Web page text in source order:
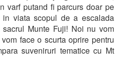
varf putand fi parcurs doar pe
viata scopul de a escalada
Munte Fuji! Noi nu vom
face o scurta oprire pentru
suveniruri tematice cu Mt